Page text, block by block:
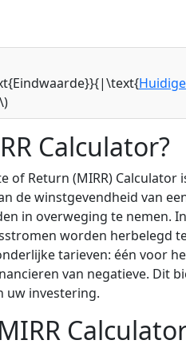
Calculator?
of Return (MIRR) Calculator
de winstgevendheid van
in overweging te nemen.
worden herbelegd
tarieven: één voor
van negatieve. Dit
uw investering.